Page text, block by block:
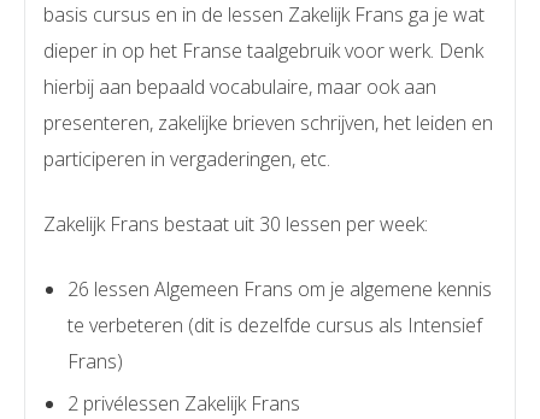
basis cursus en in de lessen Zakelijk Frans ga je wat
dieper in op het Franse taalgebruik voor werk. Denk
hierbij aan bepaald vocabulaire, maar ook aan
presenteren, zakelijke brieven schrijven, het leiden en
participeren in vergaderingen, etc.
Zakelijk Frans bestaat uit 30 lessen per week:
26 lessen Algemeen Frans om je algemene kennis
te verbeteren (dit is dezelfde cursus als Intensief
Frans)
2 privélessen Zakelijk Frans